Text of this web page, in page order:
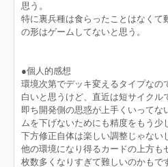
思う。
特に裏兵種は食らったことはなくて
の形はゲームしてないと思う。
●個人的感想
環境次第でデッキ変えるタイプなの
白いと思うけど、直近は短サイクル
即ち開発側の思惑が上手くいってな
ムを下げないためにも精度をもう少
下方修正自体は楽しい調整じゃない
他の環境になり得るカードの上方も
枚数多くなりすぎて難しいのかもで